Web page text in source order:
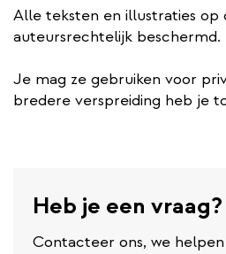
Alle teksten en illustraties op
auteursrechtelijk beschermd.
Je mag ze gebruiken voor
bredere verspreiding heb je
Heb je een vraag?
Contacteer ons, we